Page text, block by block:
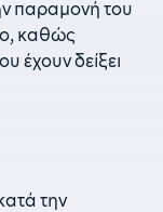
παραμονή του
καθώς
έχουν δείξει
την